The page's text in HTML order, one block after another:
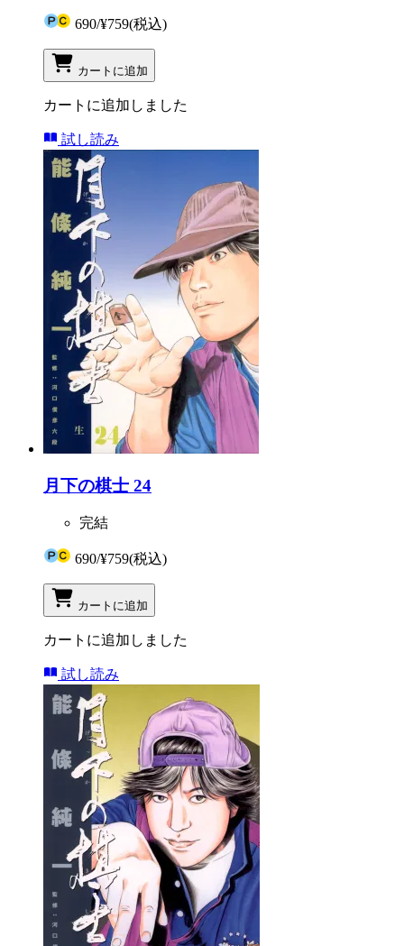
690/¥759(税込)
カートに追加
カートに追加しました
試し読み
月下の棋士 24
完結
690/¥759(税込)
カートに追加
カートに追加しました
試し読み